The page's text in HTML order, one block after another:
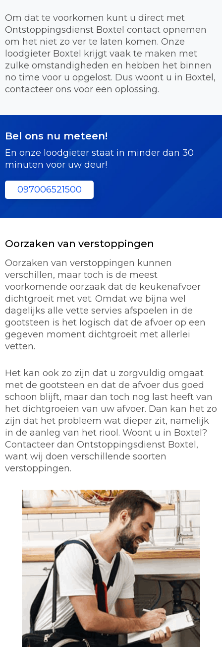
Om dat te voorkomen kunt u direct met
Ontstoppingsdienst Boxtel contact opnemen
om het niet zo ver te laten komen. Onze
loodgieter Boxtel krijgt vaak te maken met
zulke omstandigheden en hebben het binnen
no time voor u opgelost. Dus woont u in Boxtel,
contacteer ons voor een oplossing.
Bel ons nu meteen!
En onze loodgieter staat in minder dan 30
minuten voor uw deur!
097006521500
Oorzaken van verstoppingen
Oorzaken van verstoppingen kunnen
verschillen, maar toch is de meest
voorkomende oorzaak dat de keukenafvoer
dichtgroeit met vet. Omdat we bijna wel
dagelijks alle vette servies afspoelen in de
gootsteen is het logisch dat de afvoer op een
gegeven moment dichtgroeit met allerlei
vetten.
Het kan ook zo zijn dat u zorgvuldig omgaat
met de gootsteen en dat de afvoer dus goed
schoon blijft, maar dan toch nog last heeft van
het dichtgroeien van uw afvoer. Dan kan het zo
zijn dat het probleem wat dieper zit, namelijk
in de aanleg van het riool. Woont u in Boxtel?
Contacteer dan Ontstoppingsdienst Boxtel,
want wij doen verschillende soorten
verstoppingen.